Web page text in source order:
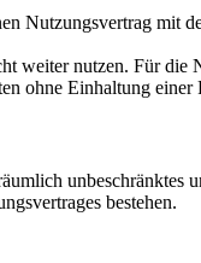
mit
weiter nutzen. Für
ohne Einhaltung
bestehen.